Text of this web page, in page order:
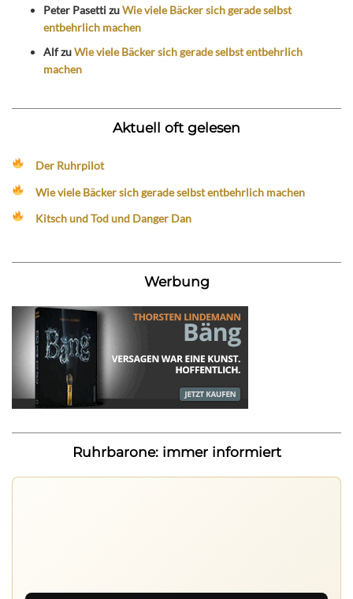
Peter PasettizuWie viele Bäcker sich gerade selbst
entbehrlich machen
AlfzuWie viele Bäcker sich gerade selbst entbehrlich
machen
Aktuell oft gelesen
Der Ruhrpilot
Wie viele Bäcker sich gerade selbst entbehrlich machen
Kitsch und Tod und Danger Dan
Werbung
Ruhrbarone: immer informiert